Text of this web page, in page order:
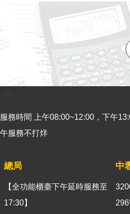
租
導
專
分
導
覽
服務時間 上午08:00~12:00，下午
午服務不打烊
總局
【全功能櫃臺下午延時服務至
17:30】
中